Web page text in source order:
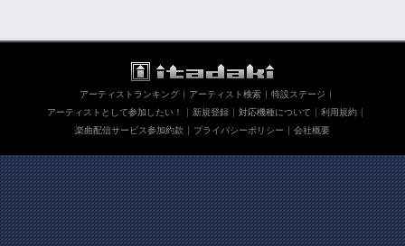
アーティストランキング アーティスト検索
特設ステージ
アーティストとして参加したい！
新規登録 対応機種について
利用規約
楽曲配信サービス参加約款
プライバシーポリシー 会社概要